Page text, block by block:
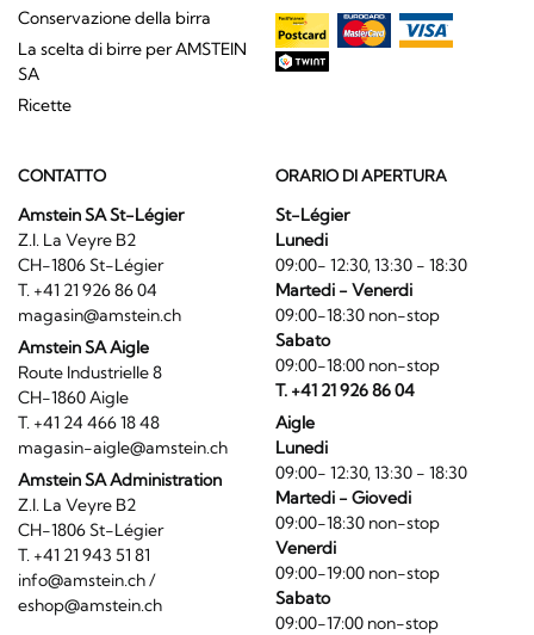
Conservazione della birra
La scelta di birre per AMSTEIN
SA
Ricette
CONTATTO
Amstein SA St-Légier
Z.I. La Veyre B2
CH-1806 St-Légier
T. +41 21 926 86 04
magasin@amstein.ch
Amstein SA Aigle
Route Industrielle 8
CH-1860 Aigle
T. +41 24 466 18 48
magasin-aigle@amstein.ch
Amstein SA Administration
Z.I. La Veyre B2
CH-1806 St-Légier
T. +41 21 943 51 81
info@amstein.ch/
eshop@amstein.ch
ORARIO DI APERTURA
St-Légier
Lunedi
09:00- 12:30, 13:30 - 18:30
Martedi - Venerdi
09:00-18:30 non-stop
Sabato
09:00-18:00 non-stop
T. +41 21 926 86 04
Aigle
Lunedi
09:00- 12:30, 13:30 - 18:30
Martedi - Giovedi
09:00-18:30 non-stop
Venerdi
09:00-19:00 non-stop
Sabato
09:00-17:00 non-stop